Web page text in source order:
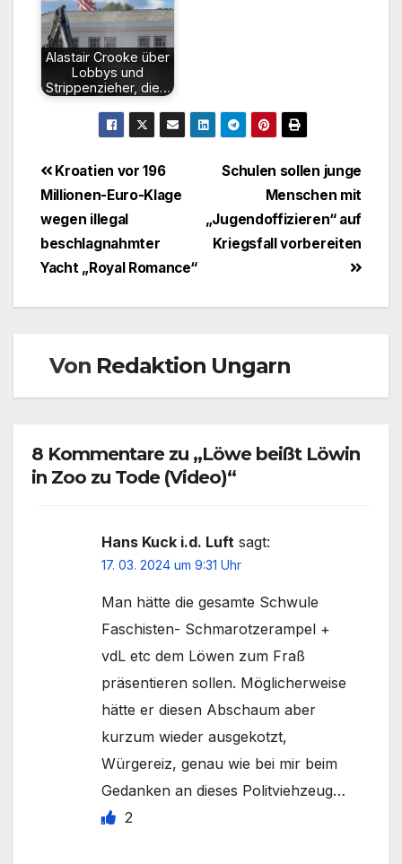
Alastair Crooke über
Lobbys und
Strippenzieher, die…
Beitragsnavigation
Schulen sollen junge
Menschen mit
„Jugendoffizieren“ auf
Kriegsfall vorbereiten
Kroatien vor 196
Millionen-Euro-Klage
wegen illegal
beschlagnahmter
Yacht „Royal Romance“
Von Redaktion Ungarn
8 Kommentare zu „Löwe beißt Löwin
in Zoo zu Tode (Video)“
Hans Kuck i.d. Luft sagt:
17. 03. 2024 um 9:31 Uhr
Man hätte die gesamte Schwule
Faschisten- Schmarotzerampel +
vdL etc dem Löwen zum Fraß
präsentieren sollen. Möglicherweise
hätte er diesen Abschaum aber
kurzum wieder ausgekotzt,
Würgereiz, genau wie bei mir beim
Gedanken an dieses Politviehzeug…
2